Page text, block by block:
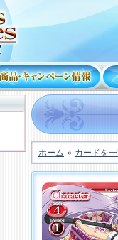
ホーム » カードを